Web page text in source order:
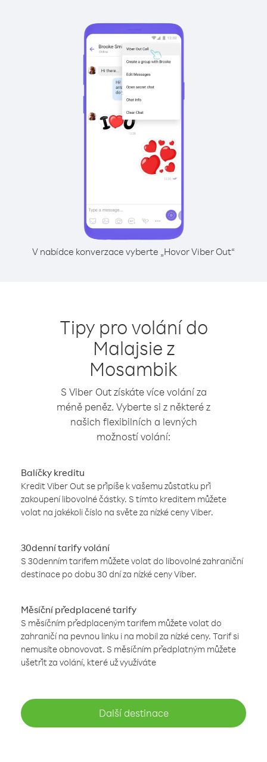
V nabídce konverzace vyberte „Hovor Viber Out“
Tipy pro volání do
Malajsie z
Mosambik
S Viber Out získáte více volání za
méně peněz. Vyberte si z některé z
našich flexibilních a levných
možností volání:
Balíčky kreditu
Kredit Viber Out se připíše k vašemu zůstatku při
zakoupení libovolné částky. S tímto kreditem můžete
volat na jakékoli číslo na světe za nízké ceny Viber.
30denní tarify volání
S 30denním tarifem můžete volat do libovolné zahraniční
destinace po dobu 30 dní za nízké ceny Viber.
Měsíční předplacené tarify
S měsíčním předplaceným tarifem můžete volat do
zahraničí na pevnou linku i na mobil za nízké ceny. Tarif si
nemusíte obnovovat. S měsíčním předplatným můžete
ušetřit za volání, které už využíváte
Další destinace